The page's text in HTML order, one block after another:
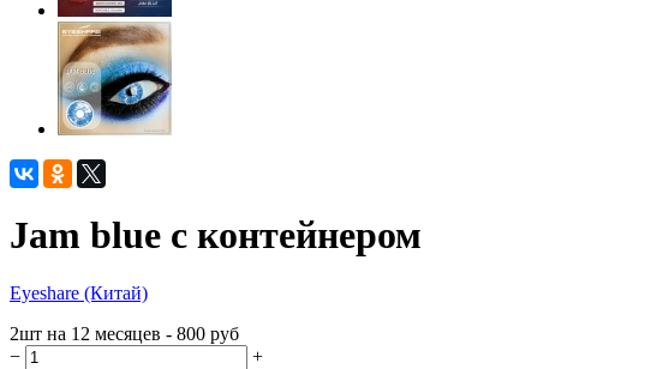
Jam blue с контейнером
Eyeshare (Китай)
2шт на 12 месяцев - 800 руб
−
+